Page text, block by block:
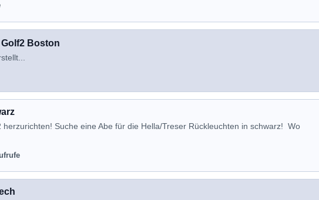
Boston
Suche eine Abe für die Hella/Treser Rückleuchten in schwarz! Wo